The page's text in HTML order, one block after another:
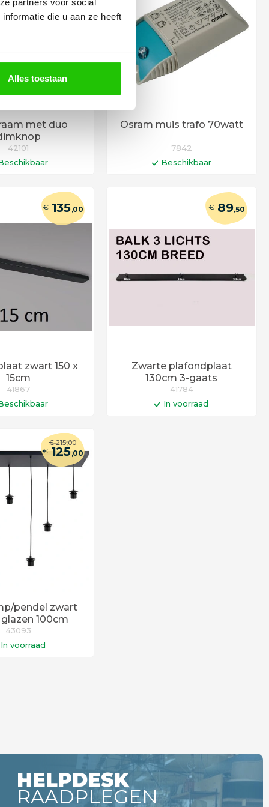
partners voor social
die u aan ze heeft
Alles toestaan
met duo
42101
6 - 12 werkdagen
Osram muis trafo 70watt
7842
Beschikbaar
Levertijd 6 - 12 werkdagen
zwart 150 x
15cm
€135,00
41867
6 - 12 werkdagen
Zwarte plafondplaat
130cm 3-gaats
€89,50
41784
In voorraad
pendel zwart
100cm
€215,00
€125,00
43093
In voorraad
HELPDESK
RAADPLEGEN